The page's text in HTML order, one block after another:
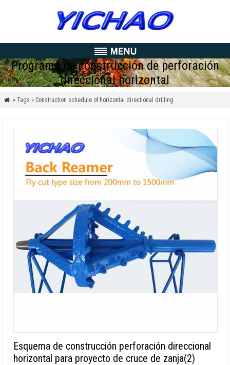
Programa de construcción de perforación
direccional horizontal
 » Tags » Construction schedule of horizontal directional drilling
Esquema de construcción perforación direccional
horizontal para proyecto de cruce de zanja(2)